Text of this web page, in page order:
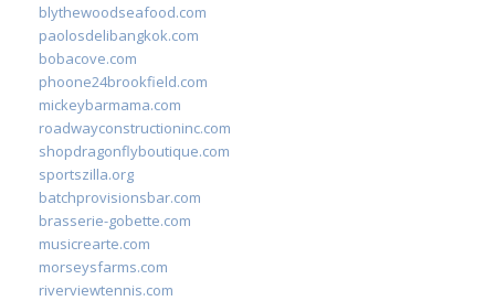
blythewoodseafood.com
paolosdelibangkok.com
bobacove.com
phoone24brookfield.com
mickeybarmama.com
roadwayconstructioninc.com
shopdragonflyboutique.com
sportszilla.org
batchprovisionsbar.com
brasserie-gobette.com
musicrearte.com
morseysfarms.com
riverviewtennis.com